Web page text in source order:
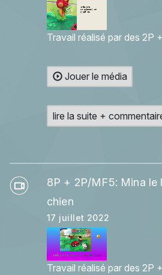
Travail réalisé par des 2P
Jouer le média
lire la suite +
8P + 2P/MF5: Mina le
chien
17 juillet 2022
Travail réalisé par des 2P